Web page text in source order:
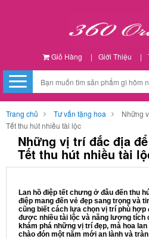
Giỏ Hàng | Giới Thiệu |
Trang chủ Tư vấn tặng hoa
Những
Tết thu hút nhiều tài lộc
Những vị trí đắc địa
Tết thu hút nhiều tài
Lan hồ điệp tết chưng ở đâu đến thu
điệp mang đến vẻ đẹp sang trọng và
cũng biết cách lựa chọn vị trí phù hợp
được nhiều tài lộc và năng lượng tích
khám phá những vị trí đẹp, mà hoa
chào đón một năm mới an lành và